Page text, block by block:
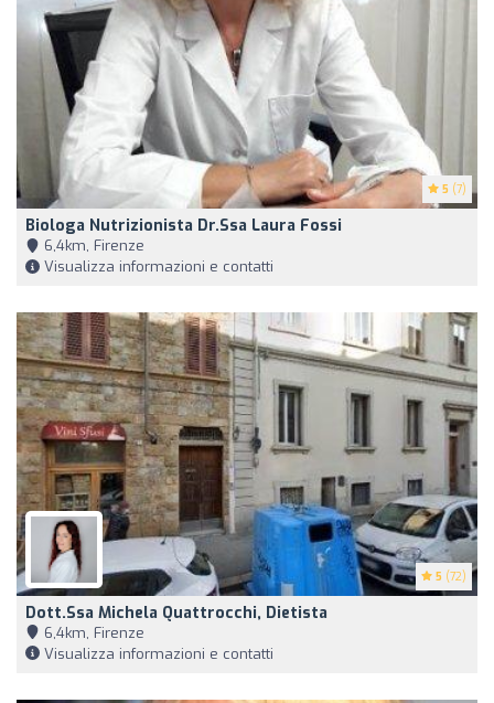
5 (7)
Biologa Nutrizionista Dr.ssa Laura Fossi
6,4km, Firenze
Visualizza informazioni e contatti
5 (72)
Dott.ssa Michela Quattrocchi, Dietista
6,4km, Firenze
Visualizza informazioni e contatti